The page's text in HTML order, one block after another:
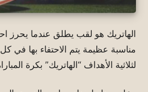
الهاتريك هو لقب يطلق عندما يحرز
مناسبة عظيمة يتم الاحتفاء بها في
لثلاثية الأهداف “الهاتريك” بكرة